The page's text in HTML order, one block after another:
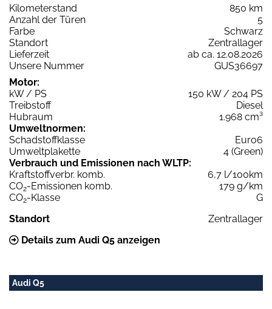
Kilometerstand
850 km
Anzahl der Türen
5
Farbe
Schwarz
Standort
Zentrallager
Lieferzeit
ab ca. 12.08.2026
Unsere Nummer
GUS36697
Motor:
kW / PS
150 kW / 204 PS
Treibstoff
Diesel
Hubraum
1.968 cm³
Umweltnormen:
Schadstoffklasse
Euro6
Umweltplakette
4 (Green)
Verbrauch und Emissionen nach WLTP:
Kraftstoffverbr. komb.
6,7 l/100km
CO2-Emissionen komb.
179 g/km
CO2-Klasse
G
Standort
Zentrallager
Details zum Audi Q5 anzeigen
Audi Q5